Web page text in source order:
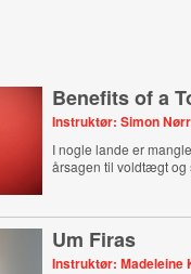
Benefits of a
Instruktør: Simon
I nogle lande er
årsagen til voldtægt og
Um Firas
Instruktør: Madeleine